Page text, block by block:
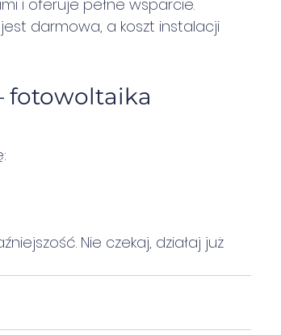
i oferuje pełne wsparcie.
darmowa, a koszt instalacji
fotowoltaika
Nie czekaj, działaj już